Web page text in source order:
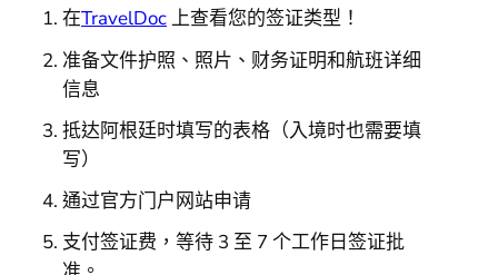
在TravelDoc上查看您的签证类型！
准备文件护照、照片、财务证明和航班详细
信息
抵达阿根廷时填写的表格（入境时也需要填
写）
通过官方门户网站申请
支付签证费，等待 3 至 7 个工作日签证批